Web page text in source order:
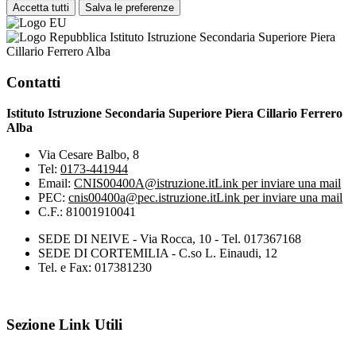
Accetta tutti Salva le preferenze
Istituto Istruzione Secondaria Superiore Piera
Cillario Ferrero Alba
Contatti
Istituto Istruzione Secondaria Superiore Piera Cillario Ferrero
Alba
Via Cesare Balbo, 8
Tel: 0173-441944
Email: CNIS00400A@istruzione.itLink per inviare una mail
PEC: cnis00400a@pec.istruzione.itLink per inviare una mail
C.F.: 81001910041
SEDE DI NEIVE - Via Rocca, 10 - Tel. 017367168
SEDE DI CORTEMILIA - C.so L. Einaudi, 12
Tel. e Fax: 017381230
Sezione Link Utili